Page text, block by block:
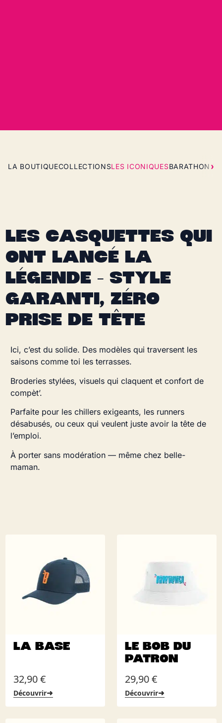
LA BOUTIQUECOLLECTIONSLES ICONIQUESBARATHON
LES CASQUETTES QUI
ONT LANCÉ LA
LÉGENDE – STYLE
GARANTI, ZÉRO
PRISE DE TÊTE
Ici, c’est du solide. Des modèles qui traversent les
saisons comme toi les terrasses.
Broderies stylées, visuels qui claquent et confort de
compèt’.
Parfaite pour les chillers exigeants, les runners
désabusés, ou ceux qui veulent juste avoir la tête de
l’emploi.
À porter sans modération — même chez belle-
maman.
LA BASE
32,90€
Découvrir➜
LE BOB DU
PATRON
29,90€
Découvrir➜